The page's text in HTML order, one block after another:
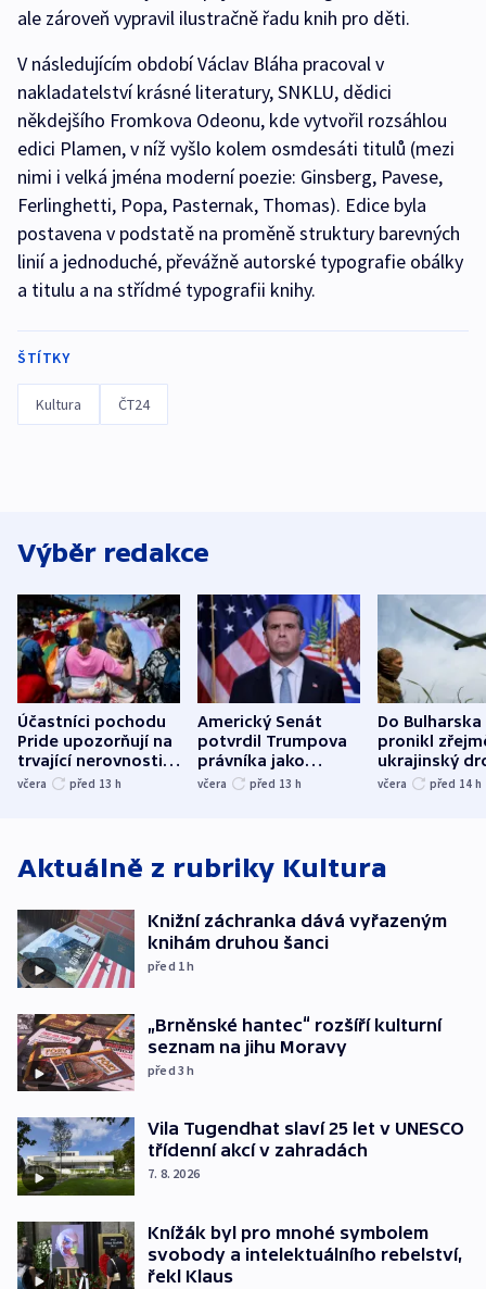
ale zároveň vypravil ilustračně řadu knih pro děti.
V následujícím období Václav Bláha pracoval v
nakladatelství krásné literatury, SNKLU, dědici
někdejšího Fromkova Odeonu, kde vytvořil rozsáhlou
edici Plamen, v níž vyšlo kolem osmdesáti titulů (mezi
nimi i velká jména moderní poezie: Ginsberg, Pavese,
Ferlinghetti, Popa, Pasternak, Thomas). Edice byla
postavena v podstatě na proměně struktury barevných
linií a jednoduché, převážně autorské typografie obálky
a titulu a na střídmé typografii knihy.
ŠTÍTKY
Kultura ČT24
Výběr redakce
Účastníci pochodu
Pride upozorňují na
trvající nerovnosti i
společenskou
včera před 13 h
Americký Senát
potvrdil Trumpova
právníka jako
ministra
včera před 13 h
Do Bulharska
pronikl
ukrajinský
explodoval
včera před 14 h
Aktuálně z rubriky Kultura
Knižní záchranka dává vyřazeným
knihám druhou šanci
před 1h
„Brněnské hantec“ rozšíří kulturní
seznam na jihu Moravy
před 3h
Vila Tugendhat slaví 25 let v UNESCO
třídenní akcí v zahradách
7. 8. 2026
Knížák byl pro mnohé symbolem
svobody a intelektuálního rebelství,
řekl Klaus